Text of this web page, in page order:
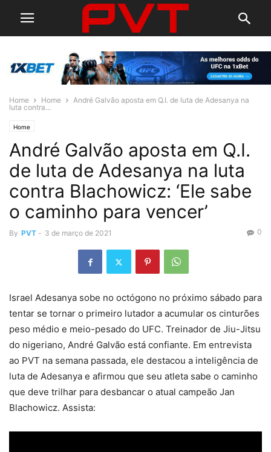
Home Home
André Galvão aposta em Q.I. de luta de Adesanya na
luta contra...
Home
André Galvão aposta em Q.I.
de luta de Adesanya na luta
contra Blachowicz: ‘Ele sabe
o caminho para vencer’
By PVT - 3 de março de 2021 0
Israel Adesanya sobe no octógono no próximo sábado para
tentar se tornar o primeiro lutador a acumular os cinturões
peso médio e meio-pesado do UFC. Treinador de Jiu-Jitsu
do nigeriano, André Galvão está confiante. Em entrevista
ao PVT na semana passada, ele destacou a inteligência de
luta de Adesanya e afirmou que seu atleta sabe o caminho
que deve trilhar para desbancar o atual campeão Jan
Blachowicz. Assista: